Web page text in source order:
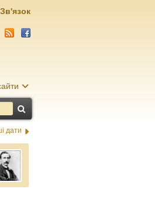
Зв'язок
дати